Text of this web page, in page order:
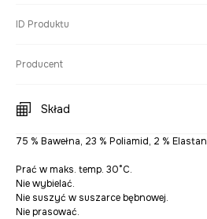
ID Produktu
Producent
Skład
75 % Bawełna, 23 % Poliamid, 2 % Elastan
Prać w maks. temp. 30°C.
Nie wybielać.
Nie suszyć w suszarce bębnowej.
Nie prasować.